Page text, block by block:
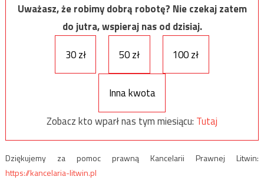
Uważasz, że robimy dobrą robotę? Nie czekaj zatem
do jutra, wspieraj nas od dzisiaj.
30 zł
50 zł 100 zł
Inna kwota
Zobacz kto wparł nas tym miesiącu: Tutaj
Dziękujemy za pomoc prawną Kancelarii Prawnej Litwin:
https://kancelaria-litwin.pl